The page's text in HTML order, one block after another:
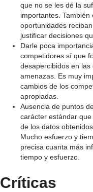
que no se les dé la
importantes.
oportunidades
justificar decisiones
Darle poca
competidores sí que
desapercibidos en
amenazas. Es muy
cambios de los
apropiadas.
Ausencia de puntos
carácter estándar
de los datos
Mucho esfuerzo y
precisa cuanta más
tiempo y esfuerzo.
Críticas